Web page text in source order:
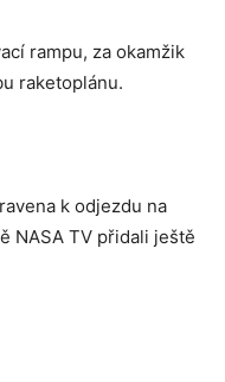
rampu, za okamžik
raketoplánu.
k odjezdu na
NASA TV přidali ještě